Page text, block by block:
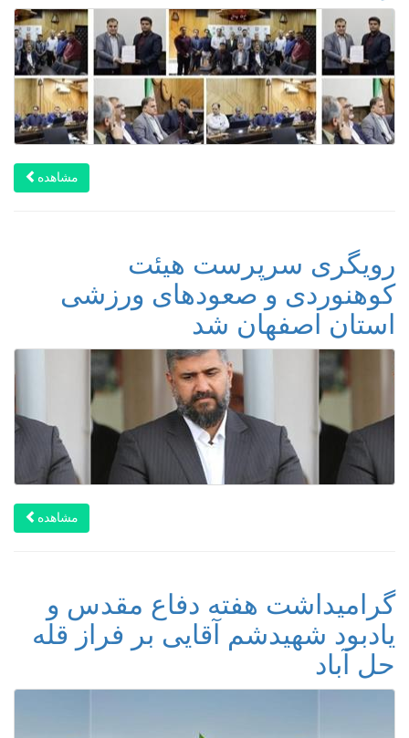
مشاهده
رویگری سرپرست هیئت
کوهنوردی و صعودهای ورزشی
استان اصفهان شد
مشاهده
گرامیداشت هفته دفاع مقدس و
یادبود شهیدشم آقایی بر فراز قله
حل آباد